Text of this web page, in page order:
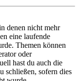
denen nicht mehr
eine laufende
Themen können
oder
hast du auch die
schließen, sofern dies